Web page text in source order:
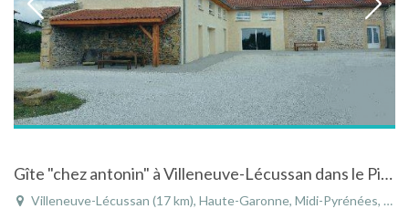
Gîte "chez antonin" à Villeneuve-Lécussan dans le Piémont des Pyrénées en Haute-Garonne
Villeneuve-Lécussan (17 km), Haute-Garonne, Midi-Pyrénées, France